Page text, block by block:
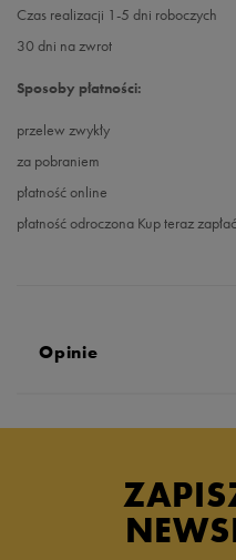
Czas realizacji 1-5 dni roboczych
30 dni na zwrot
Sposoby płatności:
przelew zwykły
za pobraniem
płatność online
płatność odroczona Kup teraz
Opinie